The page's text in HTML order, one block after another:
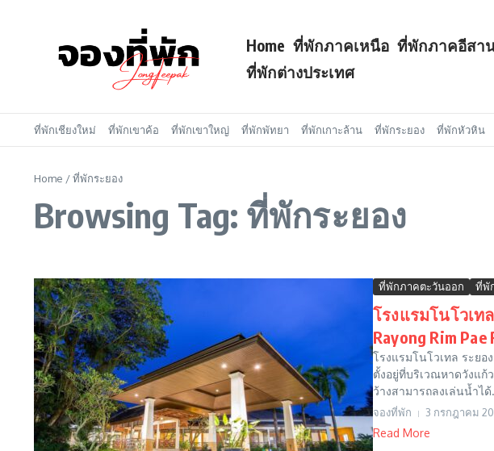
Home ที่พักภาคเหนือ ที่พักภาคอีสา
ที่พักต่างประเทศ
ที่พักเชียงใหม่ ที่พักเขาค้อ ที่พักเขาใหญ่ ที่พักพัทยา ที่พักเกาะล้าน ที่พักระยอง ที่พักหัวหิน
Home /ที่พักระยอง
Browsing Tag: ที่พักระยอง
ที่พักภาคตะวันออก ที่พั
โรงแรมโนโวเท
Rayong Rim Pae
โรงแรมโนโวเทล ระยอ
ตั้งอยู่ที่บริเวณหาดวังแ
ว้างสามารถลงเล่นน้ำได้
จองที่พัก 3 กรกฎาคม
Read More